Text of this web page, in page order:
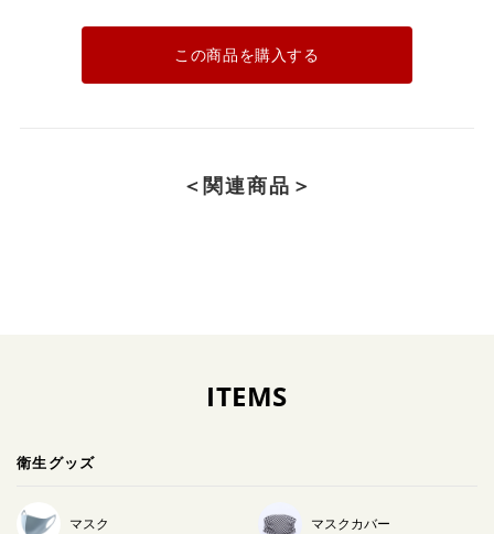
この商品を購入する
＜関連商品＞
ITEMS
衛生グッズ
マスク マスクカバー